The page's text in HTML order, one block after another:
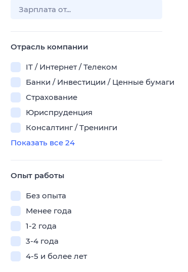
Отрасль компании
IT / Интернет / Телеком
Банки / Инвестиции / Ценные бумаги
Страхование
Юриспруденция
Консалтинг / Тренинги
Показать все 24
Опыт работы
Без опыта
Менее года
1-2 года
3-4 года
4-5 и более лет